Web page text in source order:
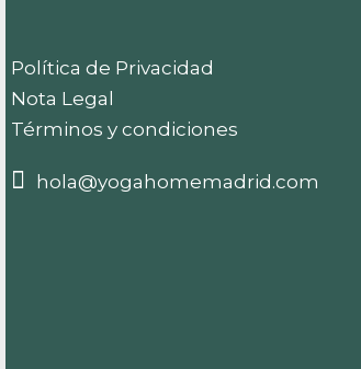
Política de Privacidad
Nota Legal
Términos y condiciones
hola@yogahomemadrid.com